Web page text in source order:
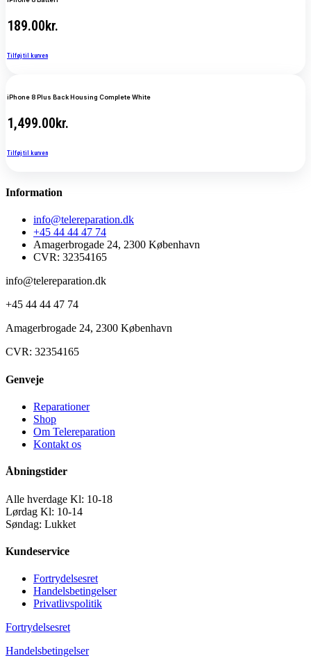
189.00kr.
Tilføj til kurven
iPhone 8 Plus Back Housing Complete White
1,499.00kr.
Tilføj til kurven
Information
info@telereparation.dk
+45 44 44 47 74
Amagerbrogade 24, 2300 København
CVR: 32354165
info@telereparation.dk
+45 44 44 47 74
Amagerbrogade 24, 2300 København
CVR: 32354165
Genveje
Reparationer
Shop
Om Telereparation
Kontakt os
Åbningstider
Alle hverdage Kl: 10-18
Lørdag Kl: 10-14
Søndag: Lukket
Kundeservice
Fortrydelsesret
Handelsbetingelser
Privatlivspolitik
Fortrydelsesret
Handelsbetingelser